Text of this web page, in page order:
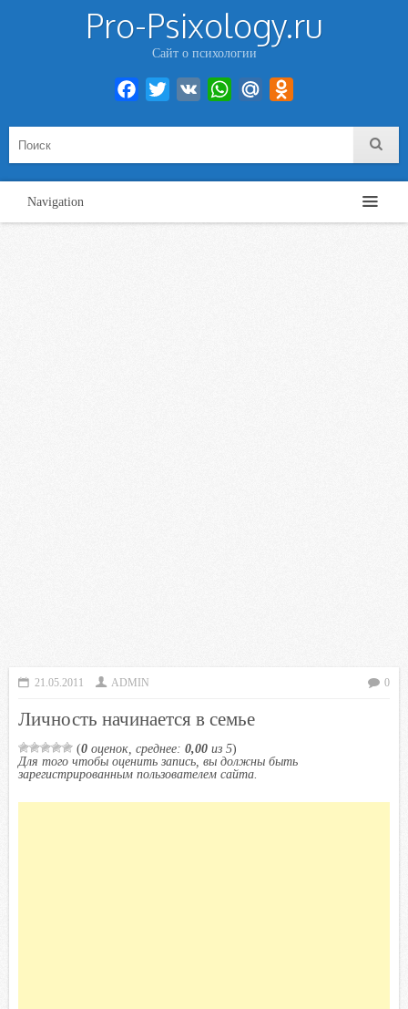
Pro-Psixology.ru
Сайт о психологии
Facebook
Twitter VK WhatsAppMail.Ru
Navigation
21.05.2011 ADMIN 0
Личность начинается в семье
(0 оценок, среднее: 0,00 из 5)
Для того чтобы оценить запись, вы должны быть
зарегистрированным пользователем сайта.